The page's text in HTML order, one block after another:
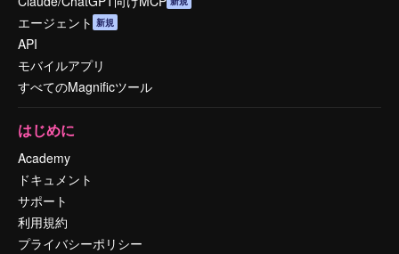
エージェント 新規
API
モバイルアプリ
すべてのMagnificツール
はじめに
Academy
ドキュメント
サポート
利用規約
プライバシーポリシー